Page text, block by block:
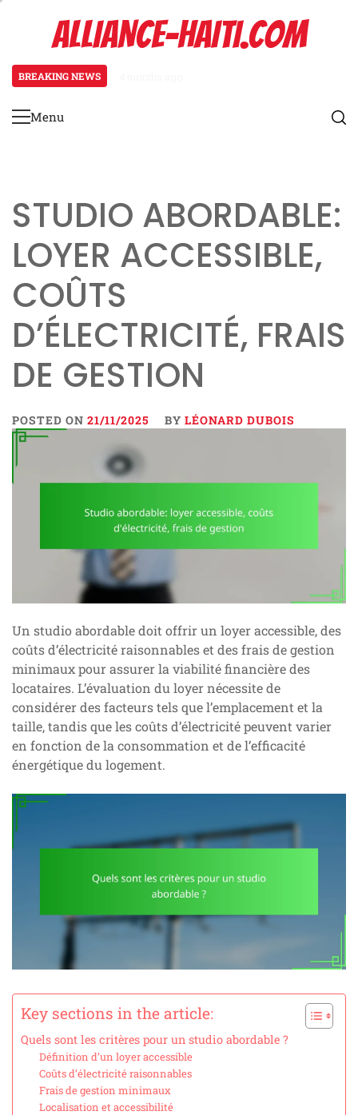
ALLIANCE-HAITI.COM
BREAKING NEWS
Primary
Menu
STUDIO ABORDABLE:
LOYER ACCESSIBLE,
COÛTS
D’ÉLECTRICITÉ, FRAIS
DE GESTION
POSTED ON 21/11/2025 BY LÉONARD DUBOIS
Un studio abordable doit offrir un loyer accessible, des
coûts d’électricité raisonnables et des frais de gestion
minimaux pour assurer la viabilité financière des
locataires. L’évaluation du loyer nécessite de
considérer des facteurs tels que l’emplacement et la
taille, tandis que les coûts d’électricité peuvent varier
en fonction de la consommation et de l’efficacité
énergétique du logement.
Key sections in the article:
Quels sont les critères pour un studio abordable ?
Définition d’un loyer accessible
Coûts d’électricité raisonnables
Frais de gestion minimaux
Localisation et accessibilité